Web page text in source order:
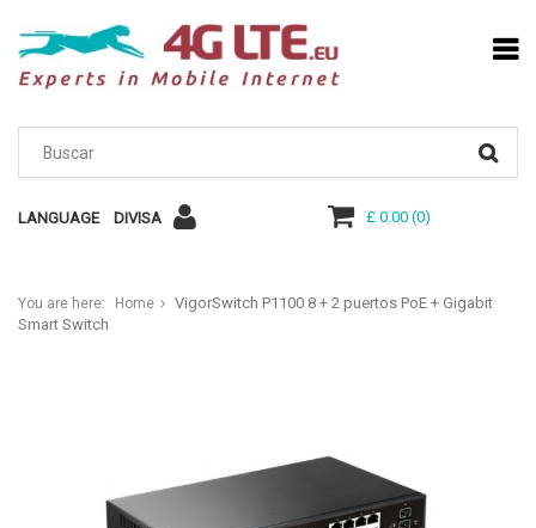
LANGUAGE DIVISA £ 0.00(0)
You are here: Home
VigorSwitch P1100 8 + 2 puertos PoE + Gigabit
Smart Switch